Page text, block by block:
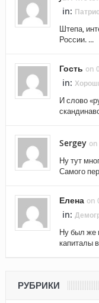
in:
Штепа,
России. ...
Гость on
in:
И слово
Sergey
Ну тут
Самого
Елена on
in:
Ну был же
капиталы
РУБРИКИ